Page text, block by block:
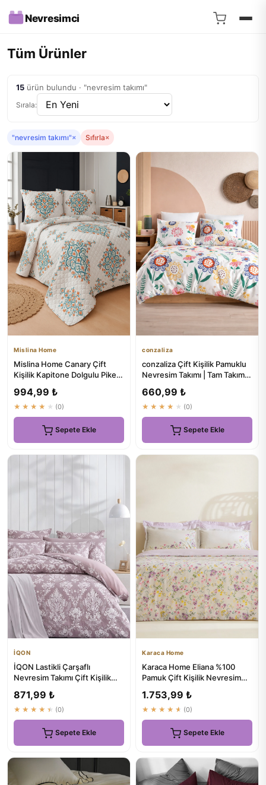
Nevresimci
Tüm Ürünler
15 ürün bulundu · "nevresim takımı"
Sırala:
"nevresim takımı"× Sıfırla×
Mislina Home
Mislina Home Canary Çift
Kişilik Kapitone Dolgulu Pike 4
994,99 ₺
★★★★★ (0)
Sepete Ekle
conzaliza
conzaliza Çift Kişilik Pamuklu
Nevresim Takımı | Tam Takım
660,99 ₺
★★★★★ (0)
Sepete Ekle
İQON
İQON Lastikli Çarşaflı
Nevresim Takımı Çift Kişilik
871,99 ₺
★★★★★ (0)
Sepete Ekle
Karaca Home
Karaca Home Eliana %100
Pamuk Çift Kişilik Nevresim
1.753,99 ₺
★★★★★ (0)
Sepete Ekle